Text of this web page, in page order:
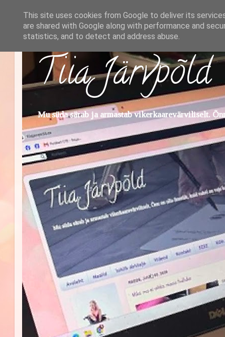
Tiia Järvpõld
Mu süda särab ja armastab vikerkaarevärviliselt.
This site uses cookies from Google to deliver its
are shared with Google along with performance and
statistics, and to detect and address abuse.